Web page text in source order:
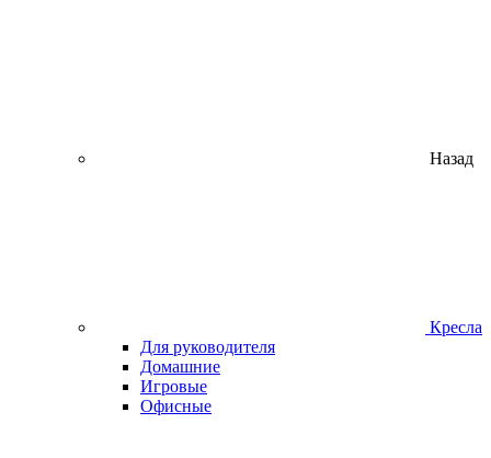
Назад
Кресла
Для руководителя
Домашние
Игровые
Офисные